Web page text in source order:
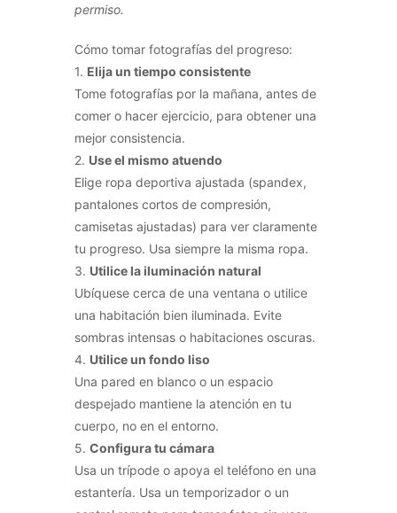
permiso.
Cómo tomar fotografías del progreso:
1. Elija un tiempo consistente
Tome fotografías por la mañana, antes de
comer o hacer ejercicio, para obtener una
mejor consistencia.
2. Use el mismo atuendo
Elige ropa deportiva ajustada (spandex,
pantalones cortos de compresión,
camisetas ajustadas) para ver claramente
tu progreso. Usa siempre la misma ropa.
3. Utilice la iluminación natural
Ubíquese cerca de una ventana o utilice
una habitación bien iluminada. Evite
sombras intensas o habitaciones oscuras.
4. Utilice un fondo liso
Una pared en blanco o un espacio
despejado mantiene la atención en tu
cuerpo, no en el entorno.
5. Configura tu cámara
Usa un trípode o apoya el teléfono en una
estantería. Usa un temporizador o un